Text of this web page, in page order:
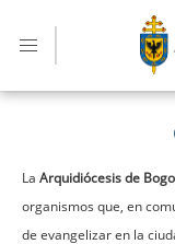
contenido
principal
La Arquidiócesis de
organismos que, en
de evangelizar en la